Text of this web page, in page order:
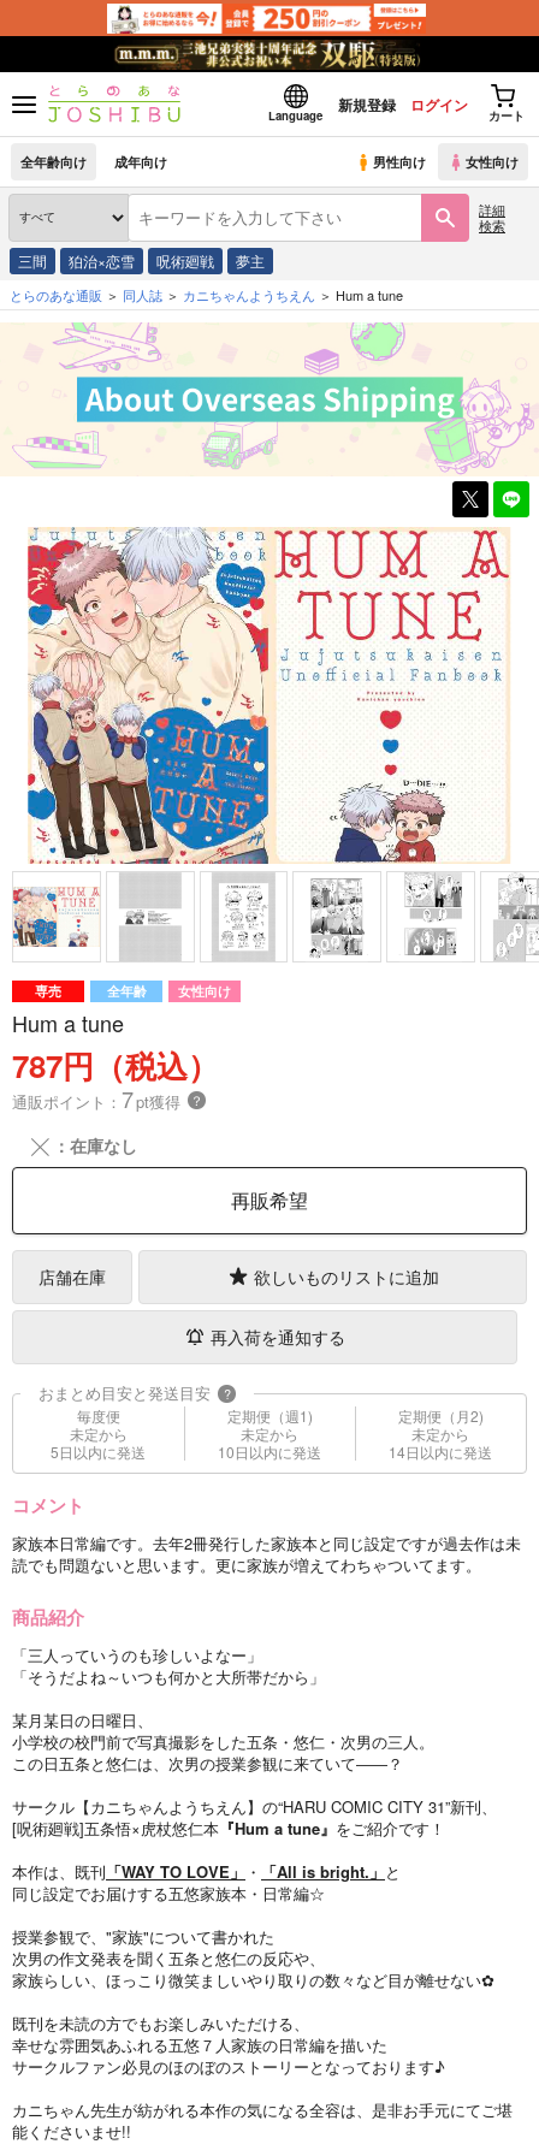
Language
新規登録 ログイン
カート
全年齢向け 成年向け 男性向け 女性向け
詳細
検索
三間 狛治×恋雪 呪術廻戦 夢主
とらのあな通販 同人誌 カニちゃんようちえん Hum a tune
専売 全年齢 女性向け
Hum a tune
787円（税込）
通販ポイント： 7pt獲得 ？
╳ ：在庫なし
再販希望
店舗在庫 欲しいものリストに追加
再入荷を通知する
おまとめ目安と発送目安 ?
毎度便
未定から
5日以内に発送
定期便（週1)
未定から
10日以内に発送
定期便（月2)
未定から
14日以内に発送
コメント
家族本日常編です。去年2冊発行した家族本と同じ設定ですが過去作は未
読でも問題ないと思います。更に家族が増えてわちゃついてます。
商品紹介
「三人っていうのも珍しいよなー」
「そうだよね～いつも何かと大所帯だから」
某月某日の日曜日、
小学校の校門前で写真撮影をした五条・悠仁・次男の三人。
この日五条と悠仁は、次男の授業参観に来ていて――？
サークル【カニちゃんようちえん】の“HARU COMIC CITY 31”新刊、
[呪術廻戦]五条悟×虎杖悠仁本 『Hum a tune』 をご紹介です！
本作は、既刊 「WAY TO LOVE」 ・ 「All is bright.」 と
同じ設定でお届けする五悠家族本・日常編☆
授業参観で、"家族"について書かれた
次男の作文発表を聞く五条と悠仁の反応や、
家族らしい、ほっこり微笑ましいやり取りの数々など目が離せない✿
既刊を未読の方でもお楽しみいただける、
幸せな雰囲気あふれる五悠７人家族の日常編を描いた
サークルファン必見のほのぼのストーリーとなっております♪
カニちゃん先生が紡がれる本作の気になる全容は、是非お手元にてご堪
能くださいませ!!